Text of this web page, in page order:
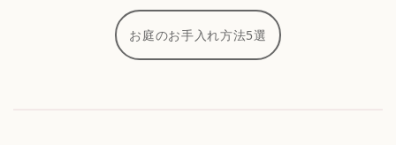
お庭のお手入れ方法5選